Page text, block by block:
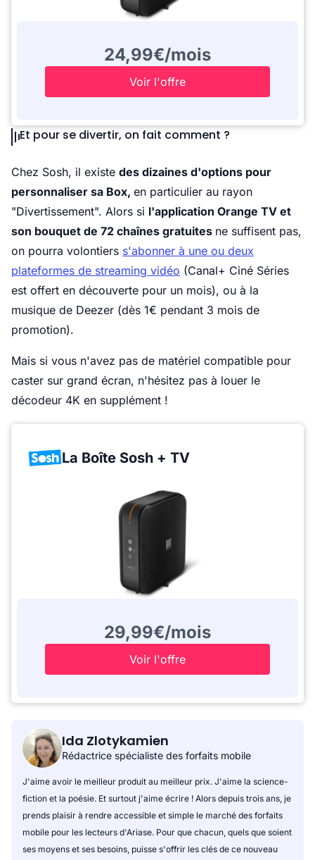
24,99€/mois
Voir l'offre
Et pour se divertir, on fait comment ?
Chez Sosh, il existe des dizaines d'options pour
personnaliser sa Box, en particulier au rayon
"Divertissement". Alors si l'application Orange TV et
son bouquet de 72 chaînes gratuites ne suffisent pas,
on pourra volontiers s'abonner à une ou deux
plateformes de streaming vidéo (Canal+ Ciné Séries
est offert en découverte pour un mois), ou à la
musique de Deezer (dès 1€ pendant 3 mois de
promotion).
Mais si vous n'avez pas de matériel compatible pour
caster sur grand écran, n'hésitez pas à louer le
décodeur 4K en supplément !
La Boîte Sosh + TV
29,99€/mois
Voir l'offre
Ida Zlotykamien
Rédactrice spécialiste des forfaits mobile
J'aime avoir le meilleur produit au meilleur prix. J'aime la science-
fiction et la poésie. Et surtout j'aime écrire ! Alors depuis trois ans, je
prends plaisir à rendre accessible et simple le marché des forfaits
mobile pour les lecteurs d'Ariase. Pour que chacun, quels que soient
ses moyens et ses besoins, puisse s'offrir les clés de ce nouveau